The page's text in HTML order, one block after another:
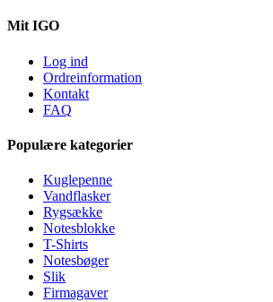
Mit IGO
Log ind
Ordreinformation
Kontakt
FAQ
Populære kategorier
Kuglepenne
Vandflasker
Rygsække
Notesblokke
T-Shirts
Notesbøger
Slik
Firmagaver